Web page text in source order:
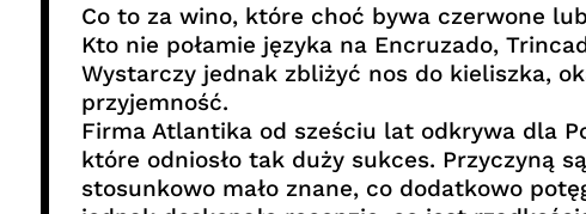
Co to za wino, które choć bywa czerwone
Kto nie połamie języka na Encruzado,
Wystarczy jednak zbliżyć nos do kieliszka,
przyjemność.
Firma Atlantika od sześciu lat odkrywa dla
które odniosło tak duży sukces. Przyczyną
stosunkowo mało znane, co dodatkowo